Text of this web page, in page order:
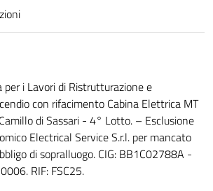
per i Lavori di Ristrutturazione e
con rifacimento Cabina Elettrica MT
di Sassari - 4° Lotto. – Esclusione
Electrical Service S.r.l. per mancato
di sopralluogo. CIG: BB1C02788A -
RIF: FSC25.